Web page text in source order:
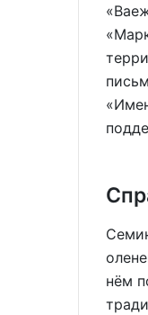
нём